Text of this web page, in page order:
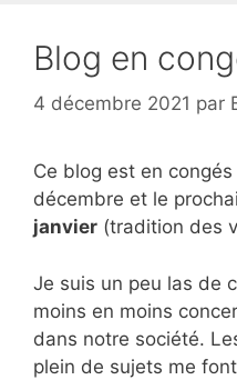
Blog en
4 décembre 2021 par
Ce blog est en
décembre et le
janvier (tradition des
Je suis un peu las de
moins en moins
dans notre société.
plein de sujets me